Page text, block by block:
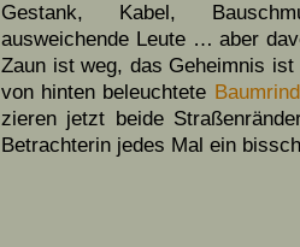
Gestank, Kabel,
ausweichende Leute … aber
Zaun ist weg, das Geheimnis
von hinten beleuchtete
zieren jetzt beide
Betrachterin jedes Mal ein